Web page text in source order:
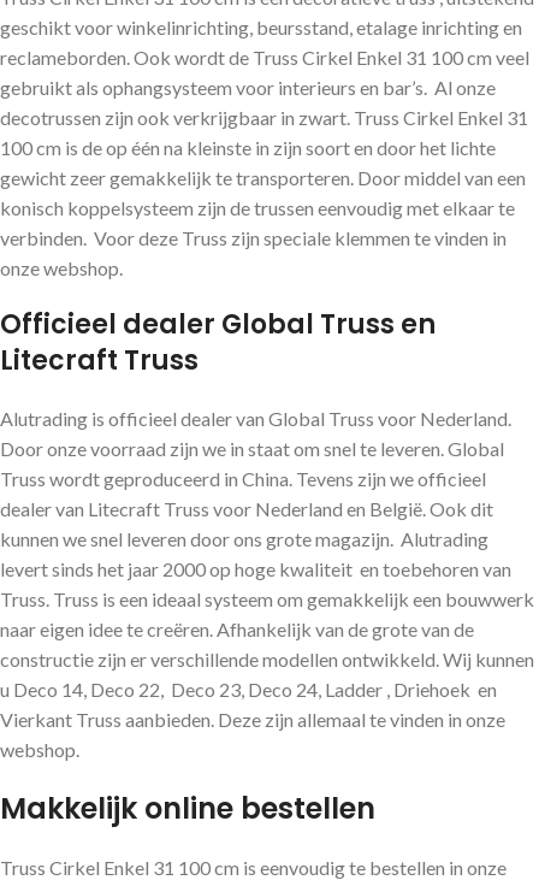
geschikt voor winkelinrichting, beursstand, etalage inrichting en
reclameborden. Ook wordt de Truss Cirkel Enkel 31 100 cm veel
gebruikt als ophangsysteem voor interieurs en bar’s. Al onze
decotrussen zijn ook verkrijgbaar in zwart. Truss Cirkel Enkel 31
100 cm is de op één na kleinste in zijn soort en door het lichte
gewicht zeer gemakkelijk te transporteren. Door middel van een
konisch koppelsysteem zijn de trussen eenvoudig met elkaar te
verbinden. Voor deze Truss zijn speciale klemmen te vinden in
onze webshop.
Officieel dealer Global Truss en
Litecraft Truss
Alutrading is officieel dealer van Global Truss voor Nederland.
Door onze voorraad zijn we in staat om snel te leveren. Global
Truss wordt geproduceerd in China. Tevens zijn we officieel
dealer van Litecraft Truss voor Nederland en België. Ook dit
kunnen we snel leveren door ons grote magazijn. Alutrading
levert sinds het jaar 2000 op hoge kwaliteit en toebehoren van
Truss. Truss is een ideaal systeem om gemakkelijk een bouwwerk
naar eigen idee te creëren. Afhankelijk van de grote van de
constructie zijn er verschillende modellen ontwikkeld. Wij kunnen
u Deco 14, Deco 22, Deco 23, Deco 24, Ladder , Driehoek en
Vierkant Truss aanbieden. Deze zijn allemaal te vinden in onze
webshop.
Makkelijk online bestellen
Truss Cirkel Enkel 31 100 cm is eenvoudig te bestellen in onze